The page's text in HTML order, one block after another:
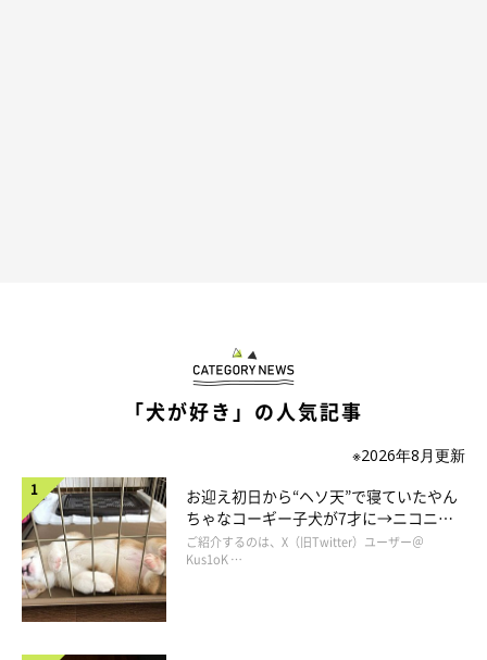
安心してください。元気ですよ
「犬が好き」の人気記事
※2026年8月更新
お迎え初日から“ヘソ天”で寝ていたやん
ちゃなコーギー子犬が7才に→ニコニ
コ“コーギースマイル”が魅力のコに成
長！
ご紹介するのは、X（旧Twitter）ユーザー＠
Kus1oK …